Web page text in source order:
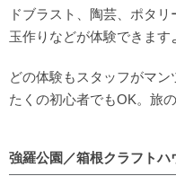
ドブラスト、陶芸、ポタ
玉作りなどが体験できます
どの体験もスタッフがマ
たくの初心者でもOK。旅
強羅公園／箱根クラフトハ